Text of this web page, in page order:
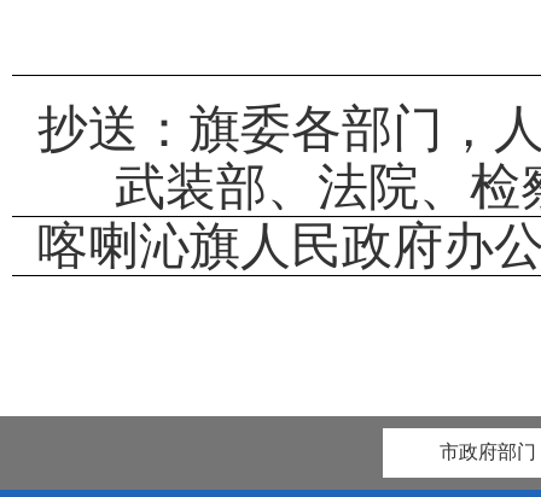
抄送：旗委各部门，
武装部、法院、
喀喇沁旗人民政府办
市政府部门